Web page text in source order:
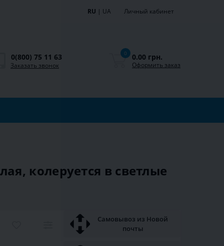
RU | UA Личный кабинет
0(800) 75 11 63
Заказать звонок
0 0.00 грн.
Оформить заказ
колеруется в светлые
Самовывоз из Новой
почты